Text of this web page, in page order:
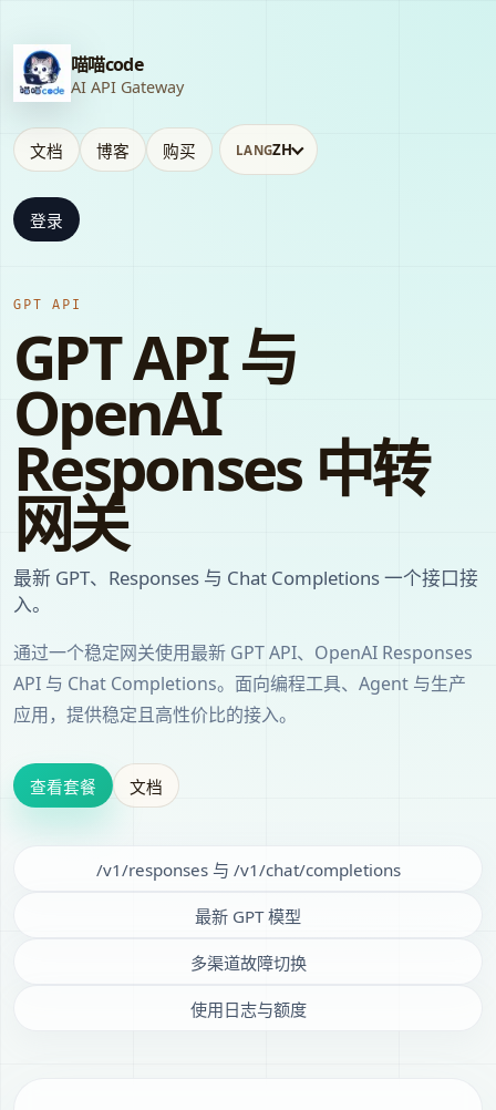
喵喵code
AI API Gateway
文档 博客 购买 LANGZH
登录
GPT API
GPT API 与
OpenAI
Responses 中转
网关
最新 GPT、Responses 与 Chat Completions 一个接口接
入。
通过一个稳定网关使用最新 GPT API、OpenAI Responses
API 与 Chat Completions。面向编程工具、Agent 与生产
应用，提供稳定且高性价比的接入。
查看套餐 文档
/v1/responses 与 /v1/chat/completions
最新 GPT 模型
多渠道故障切换
使用日志与额度